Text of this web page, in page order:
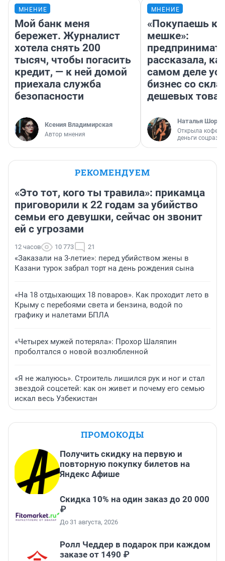
МНЕНИЕ
Мой банк меня
бережет. Журналист
хотела снять 200
тысяч, чтобы погасить
кредит, — к ней домой
приехала служба
безопасности
Ксения Владимирская
Автор мнения
МНЕНИЕ
«Покупаешь
мешке»:
рассказала,
самом деле
бизнес со
дешевых
Наталья
Открыла
деньги
РЕКОМЕНДУЕМ
«Это тот, кого ты травила»: прикамца
приговорили к 22 годам за убийство
семьи его девушки, сейчас он звонит
ей с угрозами
12 часов 10 773 21
«Заказали на 3-летие»: перед убийством жены в
Казани турок забрал торт на день рождения сына
«На 18 отдыхающих 18 поваров». Как проходит лето в
Крыму с перебоями света и бензина, водой по
графику и налетами БПЛА
«Четырех мужей потеряла»: Прохор Шаляпин
проболтался о новой возлюбленной
«Я не жалуюсь». Строитель лишился рук и ног и стал
звездой соцсетей: как он живет и почему его семью
искал весь Узбекистан
ПРОМОКОДЫ
Получить скидку на первую и
повторную покупку билетов на
Яндекс Афише
Скидка 10% на один заказ до 20 000
₽
До 31 августа, 2026
Ролл Чеддер в подарок при каждом
заказе от 1490 ₽